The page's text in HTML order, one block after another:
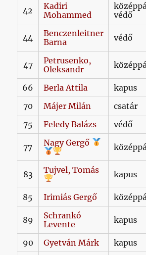
42
Kadiri
Mohammed
védő
44
Benczenleitner
Barna
védő
47
Petrusenko,
Oleksandr
66 Berla Attila kapus
70
Májer Milán csatár
75
Feledy Balázs védő
77 Nagy Gergő
83 Tujvel, Tomás kapus
85 Irimiás Gergő
89
Schrankó
Levente
kapus
90 Gyetván Márk kapus